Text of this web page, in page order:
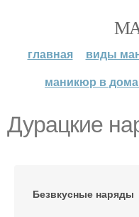
главная виды
маникюр в
Дурацкие
Безвкусные наряды